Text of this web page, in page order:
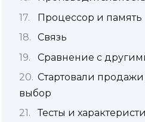
Процессор и память
Связь
Сравнение с
Стартовали
выбор
Тесты и